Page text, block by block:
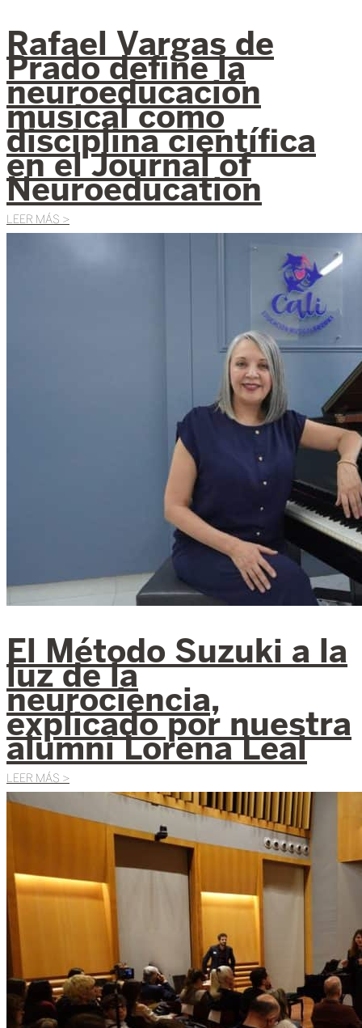
Rafael Vargas de
Prado define la
neuroeducación
musical como
disciplina científica
en el Journal of
Neuroeducation
LEER MÁS >
El Método Suzuki a la
luz de la
neurociencia,
explicado por nuestra
alumni Lorena Leal
LEER MÁS >